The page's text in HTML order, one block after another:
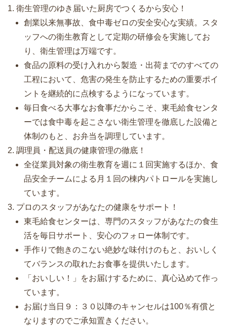
衛生管理のゆき届いた厨房でつくるから安心！
創業以来無事故、食中毒ゼロの安全安心な実績。スタ
ッフへの衛生教育として定期の研修会を実施してお
り、衛生管理は万端です。
食品の原料の受け入れから製造・出荷までのすべての
工程において、危害の発生を防止するための重要ポイ
ントを継続的に点検するようになっています。
毎日食べる大事なお食事だからこそ、東毛給食センタ
ーでは食中毒を起こさない衛生管理を徹底した設備と
体制のもと、お弁当を調理しています。
調理員・配送員の健康管理の徹底！
全従業員対象の衛生教育を週に１回実施するほか、食
品安全チームによる月１回の棟内パトロールを実施し
ています。
プロのスタッフがあなたの健康をサポート！
東毛給食センターは、専門のスタッフがあなたの食生
活を毎日サポート、安心のフォロー体制です。
手作りで飽きのこない絶妙な味付けのもと、おいしく
てバランスの取れたお食事を提供いたします。
「おいしい！」をお届けするために、真心込めて作っ
ています。
お届け当日９：３０以降のキャンセルは100％有償と
なりますのでご承知置きください。